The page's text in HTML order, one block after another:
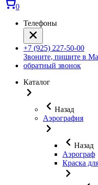
0
Телефоны
+7 (925) 227-50-00
Звоните, пишите в
обратный звонок
Каталог
Назад
Аэрография
Назад
Аэрограф
Краска